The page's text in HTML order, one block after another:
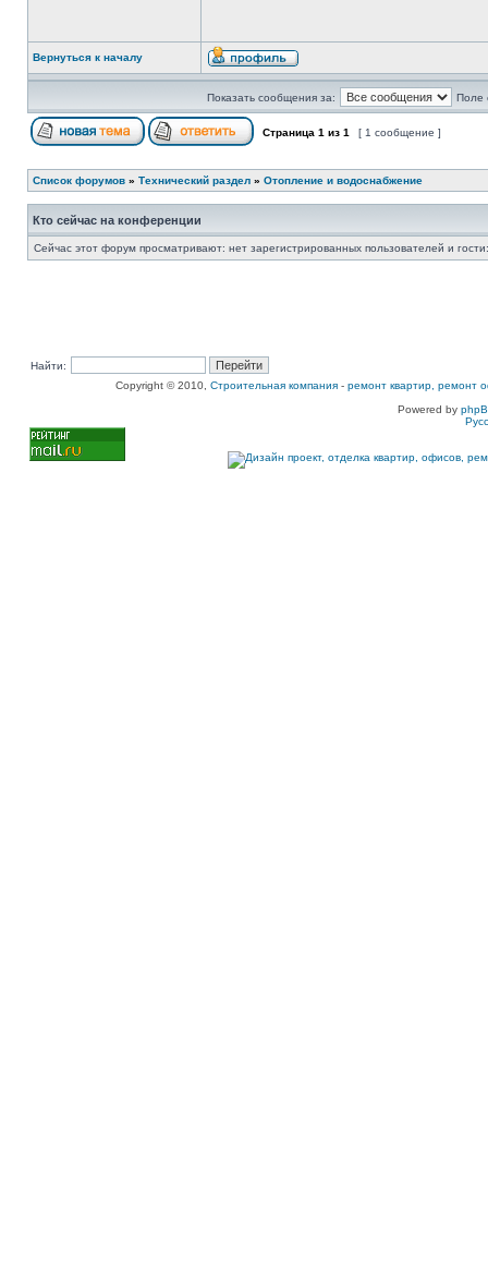
Вернуться к началу
Показать сообщения за: Поле
Страница 1 из 1 [ 1 сообщение ]
Список форумов » Технический раздел » Отопление и водоснабжение
Кто сейчас на конференции
Сейчас этот форум просматривают: нет зарегистрированных пользователей и
Найти:
Copyright © 2010, Строительная компания - ремонт квартир, ремонт
Powered by